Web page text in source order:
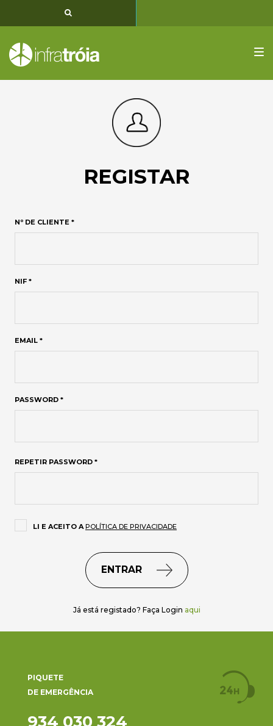
REGISTAR
Nº DE CLIENTE *
NIF *
EMAIL *
PASSWORD *
REPETIR PASSWORD *
LI E ACEITO APOLÍTICA DE PRIVACIDADE
ENTRAR
Já está registado? Faça Login aqui
PIQUETE
DE EMERGÊNCIA
934 030 324